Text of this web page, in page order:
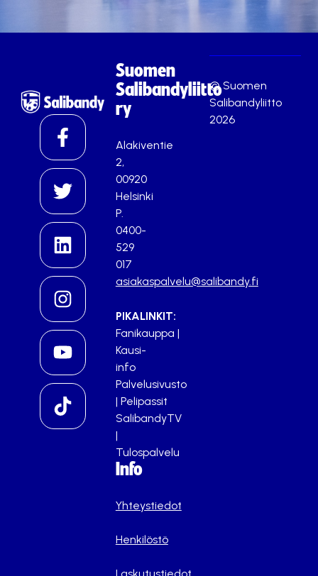
Suomen
Salibandyliitto
ry
Alakiventie
2,
00920
Helsinki
P.
0400-
529
017
asiakaspalvelu@salibandy.fi
PIKALINKIT:
Fanikauppa |
Kausi-
info
Palvelusivusto
| Pelipassit
SalibandyTV
|
Tulospalvelu
Info
Yhteystiedot
Henkilöstö
© Suomen
Salibandyliitto
2026